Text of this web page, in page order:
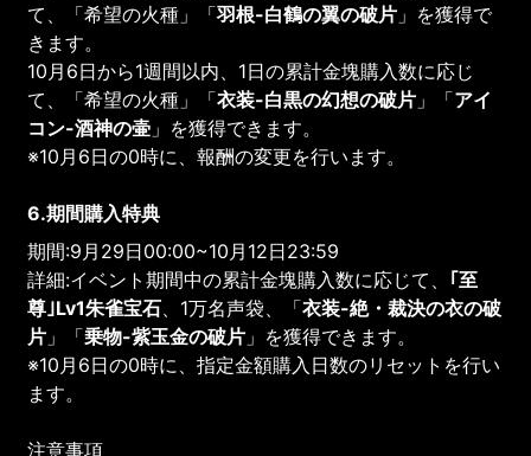
て、「希望の火種」「羽根-白鶴の翼の破片 」を獲得で
きます。
10月6日から1週間以内、1日の累計金塊購入数に応じ
て、「希望の火種」「衣装-白黒の幻想の破片 」「アイ
コン-酒神の壷 」を獲得できます。
※10月6日の0時に、報酬の変更を行います。
6.期間購入特典
期間:9月29日00:00~10月12日23:59
詳細:イベント期間中の累計金塊購入数に応じて、 ｢至
尊｣Lv1朱雀宝石 、1万名声袋、「衣装-絶・裁決の衣の破
片 」「乗物-紫玉金の破片 」を獲得できます。
※10月6日の0時に、指定金額購入日数のリセットを行い
ます。
注意事項